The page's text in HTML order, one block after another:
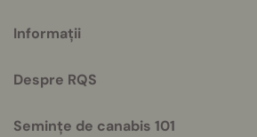
helpful
Informații
Despre RQS
Semințe de canabis 101